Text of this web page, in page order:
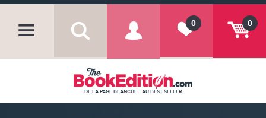
0
0
DE LA PAGE BLANCHE... AU BEST SELLER